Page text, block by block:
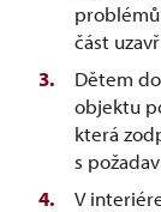
část
Dětem
objektu
která
s
V